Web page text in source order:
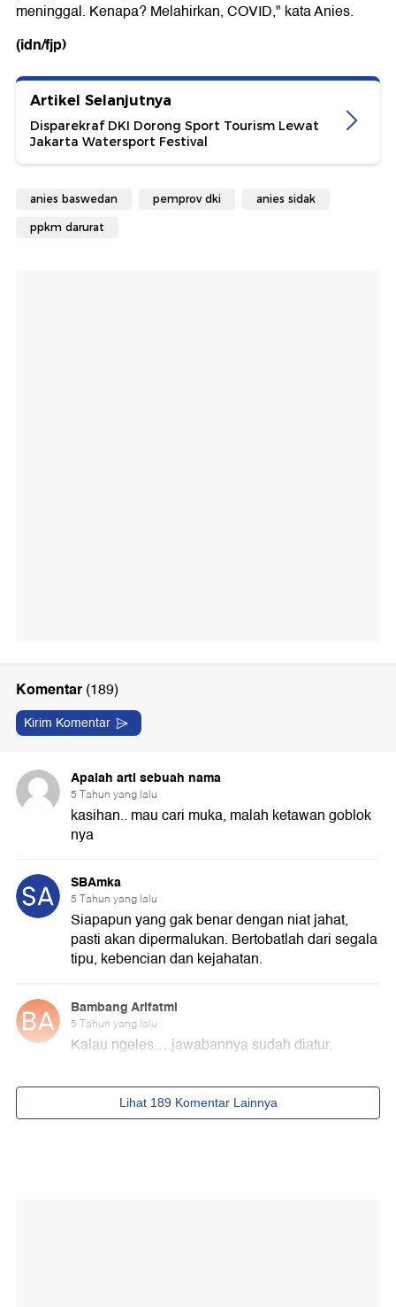
meninggal. Kenapa? Melahirkan, COVID," kata Anies.
(idn/fjp)
Artikel Selanjutnya
Disparekraf DKI Dorong Sport Tourism Lewat
Jakarta Watersport Festival
anies baswedan pemprov dki anies sidak
ppkm darurat